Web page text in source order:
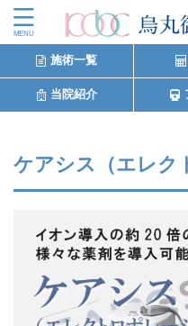
施術一覧
当院紹介
ケアシス（エレク